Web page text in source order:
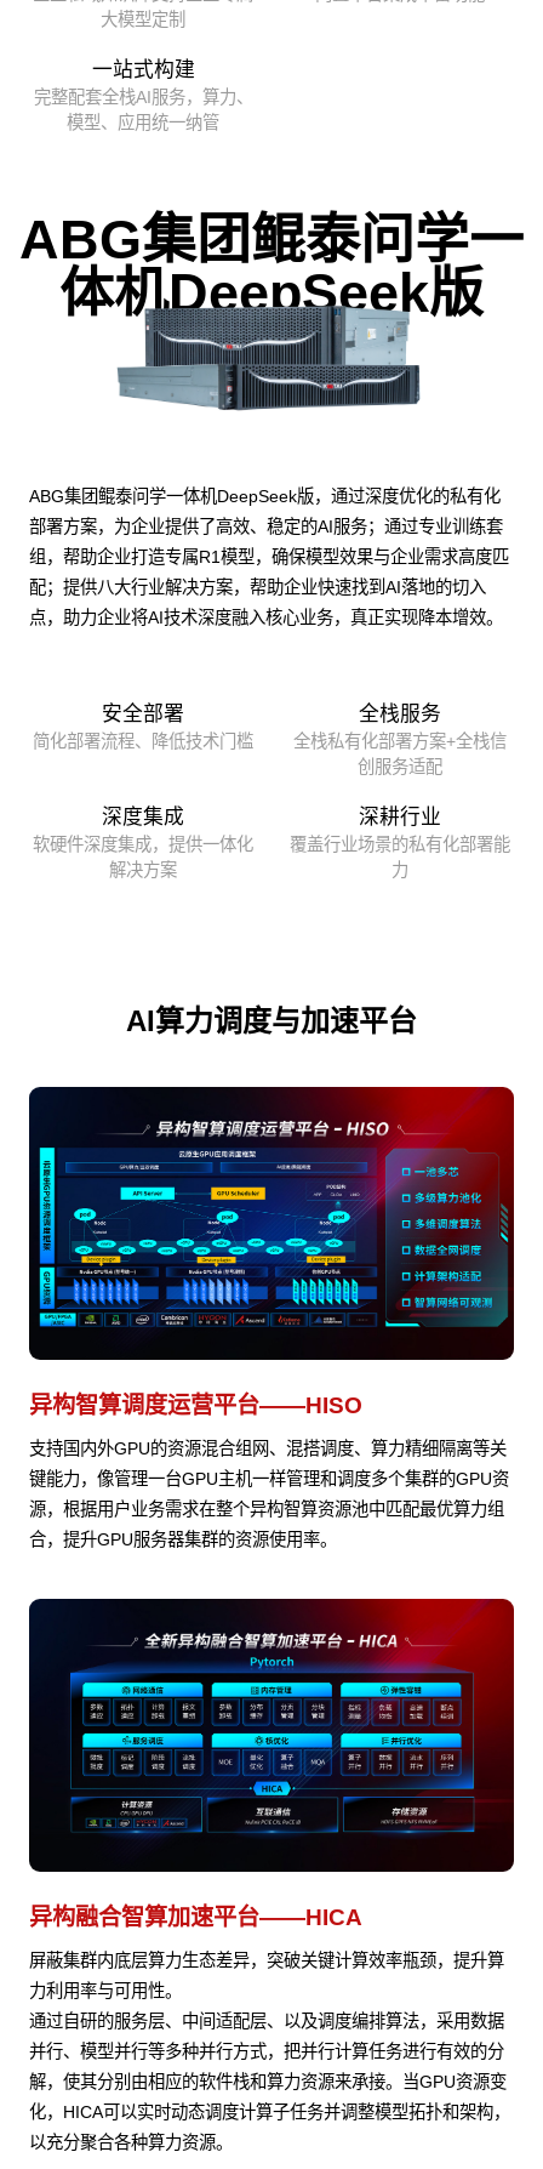
大模型定制
一站式构建
完整配套全栈AI服务，算力、
模型、应用统一纳管
ABG集团鲲泰问学一
体机DeepSeek版
ABG集团鲲泰问学一体机DeepSeek版，通过深度优化的私有化
部署方案，为企业提供了高效、稳定的AI服务；通过专业训练套
组，帮助企业打造专属R1模型，确保模型效果与企业需求高度匹
配；提供八大行业解决方案，帮助企业快速找到AI落地的切入
点，助力企业将AI技术深度融入核心业务，真正实现降本增效。
安全部署
简化部署流程、降低技术门槛
全栈服务
全栈私有化部署方案+全栈信
创服务适配
深度集成
软硬件深度集成，提供一体化
解决方案
深耕行业
覆盖行业场景的私有化部署能
力
AI算力调度与加速平台
异构智算调度运营平台——HISO
支持国内外GPU的资源混合组网、混搭调度、算力精细隔离等关
键能力，像管理一台GPU主机一样管理和调度多个集群的GPU资
源，根据用户业务需求在整个异构智算资源池中匹配最优算力组
合，提升GPU服务器集群的资源使用率。
异构融合智算加速平台——HICA
屏蔽集群内底层算力生态差异，突破关键计算效率瓶颈，提升算
力利用率与可用性。
通过自研的服务层、中间适配层、以及调度编排算法，采用数据
并行、模型并行等多种并行方式，把并行计算任务进行有效的分
解，使其分别由相应的软件栈和算力资源来承接。当GPU资源变
化，HICA可以实时动态调度计算子任务并调整模型拓扑和架构，
以充分聚合各种算力资源。